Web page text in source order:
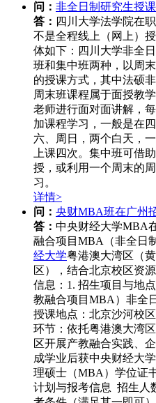
问： 非全日制研究生授
答： 四川大学法学院在
不是全程线上（网上）
体如下：四川大学非全
班和集中班两种，以周
的授课方式，其中法硕
周末班课程属于面授教
老师进行面对面讲解，
加课程学习，一般是在
六、周日，两个白天，
上课四次。集中班可借
授，或利用一个周末的
习。
详情>
问： 央财MBA班在广州
答： 中央财经大学MBA
融合项目MBA（非全日
经大学粤港澳大湾区（
区），结合北京校区资
信息：1. 招生项目与地
教融合项目MBA）非全
授课地点：北京沙河校
环节：依托粤港澳大湾
区开展产教融合实践、
成学业后获中央财经大
理硕士（MBA）学位证
计划与报考信息 招生人